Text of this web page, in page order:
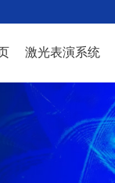
激光表演系统
WP45系列
PR10系列
PR5系列